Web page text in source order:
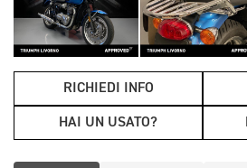
RICHIEDI INFO
HAI UN USATO?